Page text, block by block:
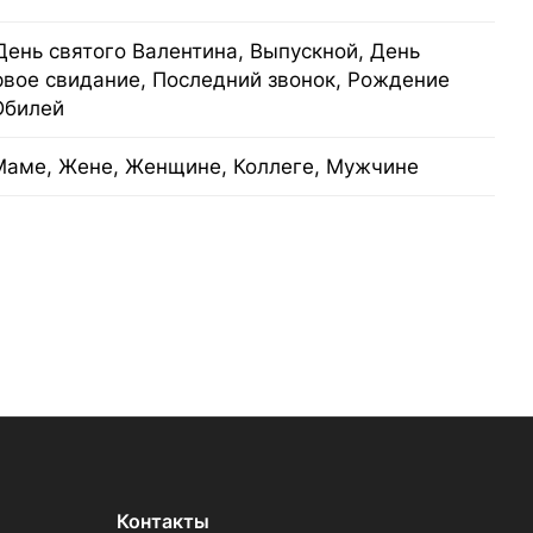
святого Валентина, Выпускной, День
свидание, Последний звонок, Рождение
Жене, Женщине, Коллеге, Мужчине
Контакты